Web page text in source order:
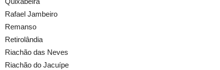
Rafael Jambeiro
Remanso
Retirolândia
Riachão das Neves
Riachão do Jacuípe